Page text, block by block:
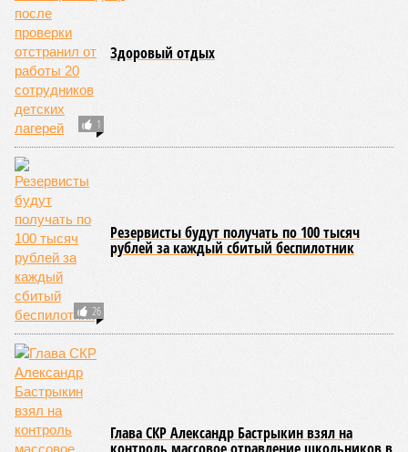
Версия //Общество
спорта по борьбе керешу
В регионе учреждены удостоверения мастеров спорта по
борьбе керешу
Заткнуть за пояс
В регионе учреждены удостоверения мастеров спорта по борьбе керешу
В Чувашской Республике последовательно реализуются меры,
направленные на повышение статуса и институциональное
развитие национальной борьбы на поясах керешу.
Региональные власти не ограничились
дисциплины в качестве приоритетной, но также утвердили